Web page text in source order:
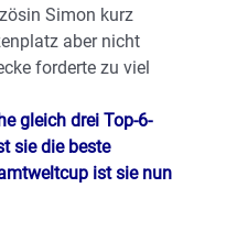
Simon kurz
aber nicht
forderte zu viel
gleich drei Top-6-
sie die beste
ist sie nun